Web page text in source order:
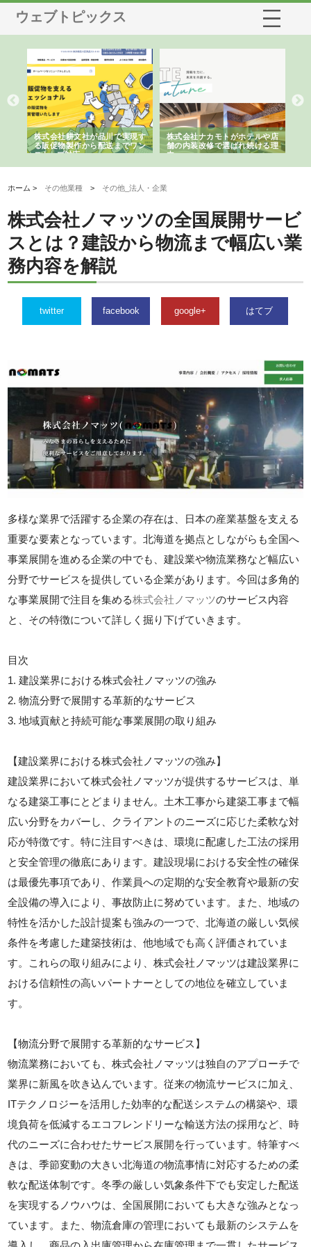
ウェブトピックス
株式会社耕文社が品川で実現す
る販促物製作から配送までワン
ストップ対応
株式会社ナカモトがホテルや店
舗の内装改修で選ばれ続ける理
由
ホーム > その他業種 > その他_法人・企業
株式会社ノマッツの全国展開サービ
スとは？建設から物流まで幅広い業
務内容を解説
twitter facebook google+ はてブ
多様な業界で活躍する企業の存在は、日本の産業基盤を支える
重要な要素となっています。北海道を拠点としながらも全国へ
事業展開を進める企業の中でも、建設業や物流業務など幅広い
分野でサービスを提供している企業があります。今回は多角的
な事業展開で注目を集める株式会社ノマッツのサービス内容
と、その特徴について詳しく掘り下げていきます。
目次
1. 建設業界における株式会社ノマッツの強み
2. 物流分野で展開する革新的なサービス
3. 地域貢献と持続可能な事業展開の取り組み
【建設業界における株式会社ノマッツの強み】
建設業界において株式会社ノマッツが提供するサービスは、単
なる建築工事にとどまりません。土木工事から建築工事まで幅
広い分野をカバーし、クライアントのニーズに応じた柔軟な対
応が特徴です。特に注目すべきは、環境に配慮した工法の採用
と安全管理の徹底にあります。建設現場における安全性の確保
は最優先事項であり、作業員への定期的な安全教育や最新の安
全設備の導入により、事故防止に努めています。また、地域の
特性を活かした設計提案も強みの一つで、北海道の厳しい気候
条件を考慮した建築技術は、他地域でも高く評価されていま
す。これらの取り組みにより、株式会社ノマッツは建設業界に
おける信頼性の高いパートナーとしての地位を確立していま
す。
【物流分野で展開する革新的なサービス】
物流業務においても、株式会社ノマッツは独自のアプローチで
業界に新風を吹き込んでいます。従来の物流サービスに加え、
ITテクノロジーを活用した効率的な配送システムの構築や、環
境負荷を低減するエコフレンドリーな輸送方法の採用など、時
代のニーズに合わせたサービス展開を行っています。特筆すべ
きは、季節変動の大きい北海道の物流事情に対応するための柔
軟な配送体制です。冬季の厳しい気象条件下でも安定した配送
を実現するノウハウは、全国展開においても大きな強みとなっ
ています。また、物流倉庫の管理においても最新のシステムを